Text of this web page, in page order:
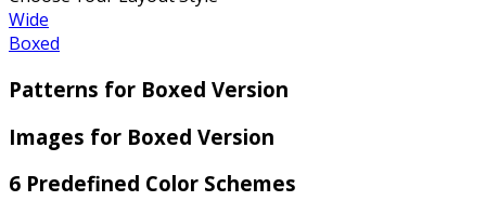
Wide
Boxed
Patterns for Boxed Version
Images for Boxed Version
6 Predefined Color Schemes